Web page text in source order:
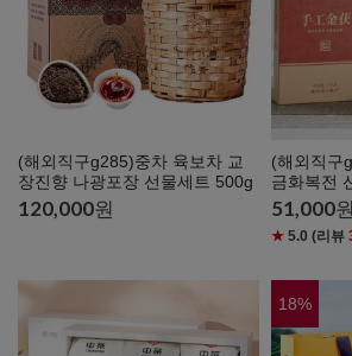
(해외직구g285)중차 육보차 교
장진향 나광포장 선물세트 500g
120,000원
(해외직구
금화복전
51,000원
★ 5.0 (리뷰
18%